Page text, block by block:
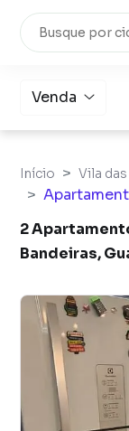
Venda
Início Vila
2
Bandeiras,